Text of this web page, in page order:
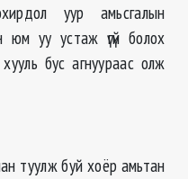
уур амьсгалын
юм уу устаж үгүй болох
бус агнуураас олж
туулж буй хоёр амьтан